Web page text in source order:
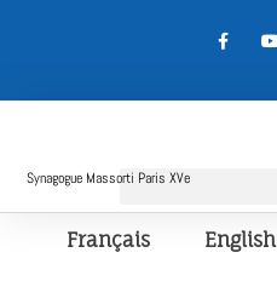
Synagogue Massorti Paris XVe
Français English